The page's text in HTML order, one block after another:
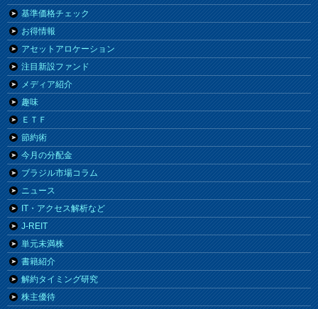
基準価格チェック
お得情報
アセットアロケーション
注目新設ファンド
メディア紹介
趣味
ＥＴＦ
節約術
今月の分配金
ブラジル市場コラム
ニュース
IT・アクセス解析など
J-REIT
単元未満株
書籍紹介
解約タイミング研究
株主優待